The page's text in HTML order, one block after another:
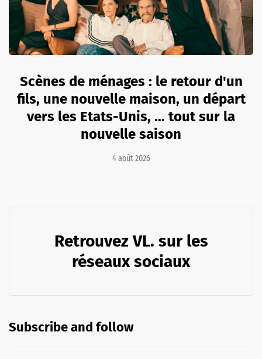
Scènes de ménages : le retour d'un
fils, une nouvelle maison, un départ
vers les Etats-Unis, ... tout sur la
nouvelle saison
4 août 2026
Retrouvez VL. sur les
réseaux sociaux
Subscribe and follow